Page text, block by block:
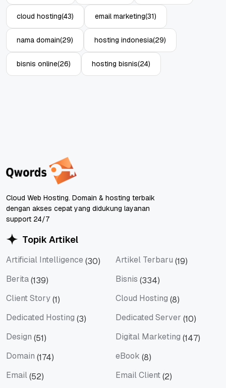
cloud hosting(43) email marketing(31)
nama domain(29) hosting indonesia(29)
bisnis online(26) hosting bisnis(24)
Cloud Web Hosting. Domain & hosting terbaik
dengan akses cepat yang didukung layanan
support 24/7
Topik Artikel
Artificial Intelligence (30) Artikel Terbaru (19)
Berita(139) Bisnis (334)
Client Story(1) Cloud Hosting (8)
Dedicated Hosting (3) Dedicated Server (10)
Design (51) Digital Marketing (147)
Domain (174) eBook (8)
Email(52) Email Client(2)